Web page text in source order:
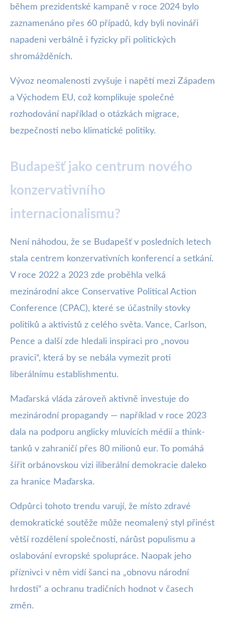
během prezidentské kampaně v roce 2024 bylo
zaznamenáno přes 60 případů, kdy byli novináři
napadeni verbálně i fyzicky při politických
shromážděních.
Vývoz neomalenosti zvyšuje i napětí mezi Západem
a Východem EU, což komplikuje společné
rozhodování například o otázkách migrace,
bezpečnosti nebo klimatické politiky.
Budapešť jako centrum nového
konzervativního
internacionalismu?
Není náhodou, že se Budapešť v posledních letech
stala centrem konzervativních konferencí a setkání.
V roce 2022 a 2023 zde proběhla velká
mezinárodní akce Conservative Political Action
Conference (CPAC), které se účastnily stovky
politiků a aktivistů z celého světa. Vance, Carlson,
Pence a další zde hledali inspiraci pro „novou
pravici“, která by se nebála vymezit proti
liberálnímu establishmentu.
Maďarská vláda zároveň aktivně investuje do
mezinárodní propagandy — například v roce 2023
dala na podporu anglicky mluvících médií a think-
tanků v zahraničí přes 80 milionů eur. To pomáhá
šířit orbánovskou vizi iliberální demokracie daleko
za hranice Maďarska.
Odpůrci tohoto trendu varují, že místo zdravé
demokratické soutěže může neomalený styl přinést
větší rozdělení společnosti, nárůst populismu a
oslabování evropské spolupráce. Naopak jeho
příznivci v něm vidí šanci na „obnovu národní
hrdosti“ a ochranu tradičních hodnot v časech
změn.